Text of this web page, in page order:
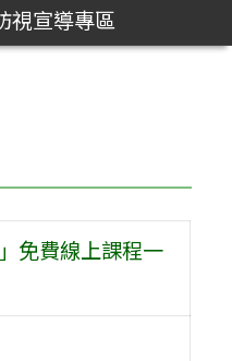
視宣導專區
免費線上課程一